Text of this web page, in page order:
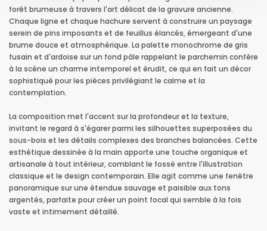
forêt brumeuse à travers l'art délicat de la gravure ancienne.
Chaque ligne et chaque hachure servent à construire un paysage
serein de pins imposants et de feuillus élancés, émergeant d'une
brume douce et atmosphérique. La palette monochrome de gris
fusain et d'ardoise sur un fond pâle rappelant le parchemin confère
à la scène un charme intemporel et érudit, ce qui en fait un décor
sophistiqué pour les pièces privilégiant le calme et la
contemplation.
La composition met l'accent sur la profondeur et la texture,
invitant le regard à s'égarer parmi les silhouettes superposées du
sous-bois et les détails complexes des branches balancées. Cette
esthétique dessinée à la main apporte une touche organique et
artisanale à tout intérieur, comblant le fossé entre l'illustration
classique et le design contemporain. Elle agit comme une fenêtre
panoramique sur une étendue sauvage et paisible aux tons
argentés, parfaite pour créer un point focal qui semble à la fois
vaste et intimement détaillé.